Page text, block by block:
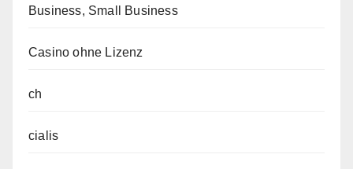
Business, Small Business
Casino ohne Lizenz
ch
cialis